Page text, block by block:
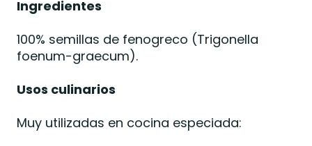
Ingredientes
100% semillas de fenogreco (Trigonella
foenum-graecum).
Usos culinarios
Muy utilizadas en cocina especiada: